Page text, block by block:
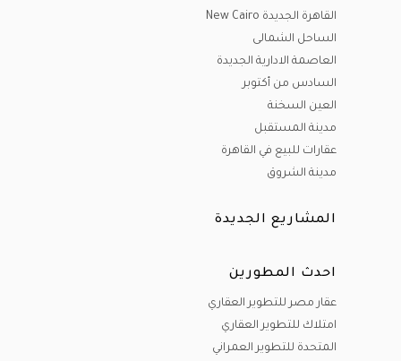
القاهرة الجديدة New Cairo
الساحل الشمالى
العاصمة الادارية الجديدة
السادس من أكتوبر
العين السخنة
مدينة المستقبل
عقارات للبيع في القاهرة
مدينة الشروق
المشاريع الجديدة
احدث المطورين
عقار مصر للتطوير العقاري
امتلاك للتطوير العقاري
المتحدة للتطوير العمراني